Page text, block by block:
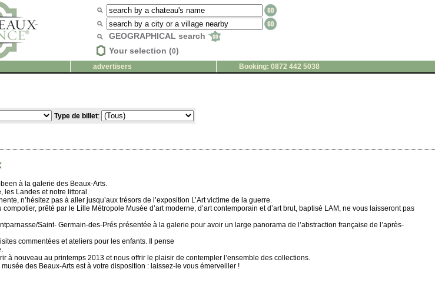
GEOGRAPHICAL search
Your selection (0)
advertisers
Booking: 0872 442 5038
Type de billet:
à la galerie des Beaux-Arts.
les Landes et notre littoral.
n’hésitez pas à aller jusqu’aux trésors de l’exposition L’Art victime de la guerre.
prêté par le Lille Métropole Musée d’art moderne, d’art contemporain et d’art brut, baptisé LAM, ne vous laisseront pas
Saint- Germain-des-Prés présentée à la galerie pour avoir un large panorama de l’abstraction française de l’après-
commentées et ateliers pour les enfants. Il pense
à nouveau au printemps 2013 et nous offrir le plaisir de contempler l’ensemble des collections.
des Beaux-Arts est à votre disposition : laissez-le vous émerveiller !